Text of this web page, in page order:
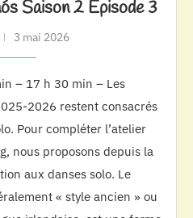
Saison 2 Episode 3
3 mai 2026
– 17 h 30 min – Les
2026 restent consacrés
Pour compléter l’atelier
nous proposons depuis la
aux danses solo. Le
« style ancien » ou